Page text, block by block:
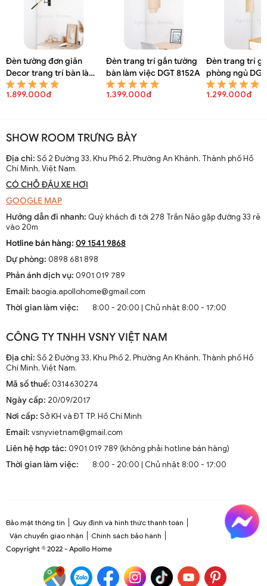
Đèn tường đơn giản
Decor trang trí bàn làm
việc DGT 8154A
1.899.000đ
Đèn trang trí gắn tường
bàn làm việc DGT 8152A
1.399.000đ
Đèn trang trí
phòng ngủ
1.299.000đ
SHOW ROOM TRƯNG BÀY
Địa chỉ: Số 2 Đường 33, Khu Phố 2, Phường An Khánh, Thành phố Hồ
Chí Minh, Việt Nam.
CÓ CHỖ ĐẬU XE HƠI
GOOGLE MAP
Hướng dẫn đi nhanh: Quý khách đi tới 278 Trần Não gặp đường 33 rẽ
vào 20m
Hotline bán hàng: 09 1541 9868
Dự phòng: 0898 681 898
Phản ánh dịch vụ: 0901 019 789
Email: baogia.apollohome@gmail.com
Thời gian làm việc:
8:00 - 20:00 | Chủ nhật 8:00 - 17:00
CÔNG TY TNHH VSNY VIỆT NAM
Địa chỉ: Số 2 Đường 33, Khu Phố 2, Phường An Khánh, Thành phố Hồ
Chí Minh, Việt Nam.
Mã số thuế: 0314630274
Ngày cấp: 20/09/2017
Nơi cấp: Sở KH và ĐT TP. Hồ Chí Minh
Email: vsnyvietnam@gmail.com
Liên hệ hợp tác: 0901 019 789 (không phải hotline bán hàng)
Thời gian làm việc:
8:00 - 20:00 | Chủ nhật 8:00 - 17:00
Bảo mật thông tin
Quy định và hình thức thanh toán
Vận chuyển giao nhận
Chính sách bảo hành
Copyright © 2022 - Apollo Home